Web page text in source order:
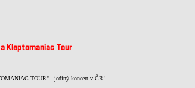
Kleptomaniac Tour
TOUR" - jediný koncert v ČR!